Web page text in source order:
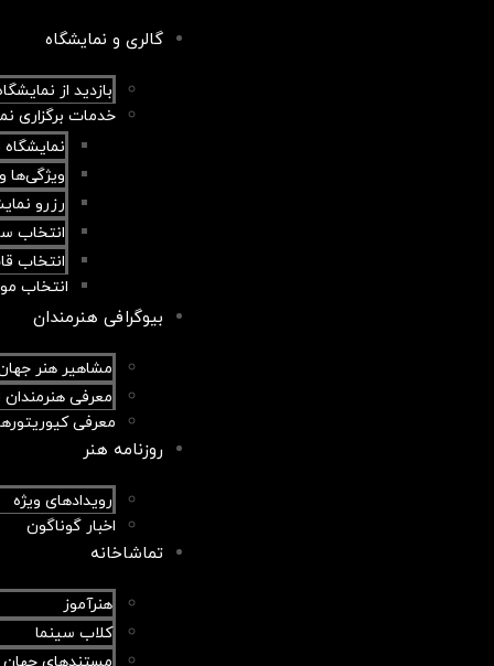
گالری و نمایشگاه
بازدید از
خدمات برگزاری
ویژگی‌ها
رزرو
انتخاب
انتخاب
انتخاب
بیوگرافی هنرمندان
مشاهیر هنر
معرفی هنرمندان
معرفی
روزنامه هنر
رویدادهای ویژه
اخبار گوناگون
تماشاخانه
هنرآموز
کلاب سینما